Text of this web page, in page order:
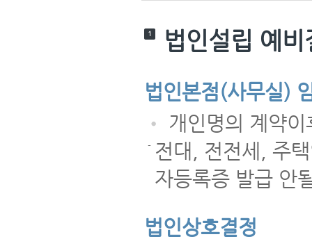
1 법인설립 예비
법인본점(사무실)
• 개인명의 계약
- 전대, 전전세, 주
자등록증 발급 안
법인상호결정